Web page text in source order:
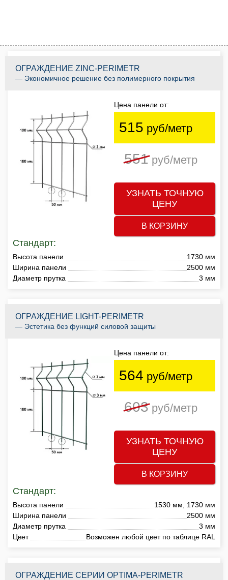
ОГРАЖДЕНИЕ ZINC-PERIMETR
— Экономичное решение без полимерного покрытия
Цена панели от:
515 руб/метр
551руб/метр
УЗНАТЬ ТОЧНУЮ
ЦЕНУ
В КОРЗИНУ
Стандарт:
Высота панели
1730 мм
Ширина панели
2500 мм
Диаметр прутка
3 мм
ОГРАЖДЕНИЕ LIGHT-PERIMETR
— Эстетика без функций силовой защиты
Цена панели от:
564 руб/метр
603руб/метр
УЗНАТЬ ТОЧНУЮ
ЦЕНУ
В КОРЗИНУ
Стандарт:
Высота панели
1530 мм, 1730 мм
Ширина панели
2500 мм
Диаметр прутка
3 мм
Цвет
Возможен любой цвет по таблице RAL
ОГРАЖДЕНИЕ СЕРИИ OPTIMA-PERIMETR